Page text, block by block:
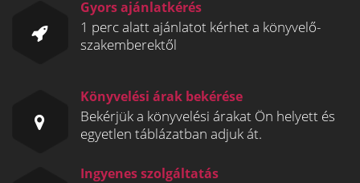
Gyors ajánlatkérés
1 perc alatt ajánlatot kérhet a könyvelő-
szakemberektől
Könyvelési árak bekérése
Bekérjük a könyvelési árakat Ön helyett és
egyetlen táblázatban adjuk át.
Ingyenes szolgáltatás